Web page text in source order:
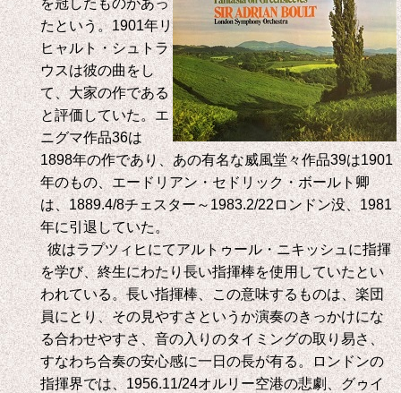
を冠したものがあっ
たという。1901年リ
ヒャルト・シュトラ
ウスは彼の曲をし
て、大家の作である
と評価していた。エ
ニグマ作品36は
1898年の作であり、あの有名な威風堂々作品39は1901
年のもの、エードリアン・セドリック・ボールト卿
は、1889.4/8チェスター～1983.2/22ロンドン没、1981
年に引退していた。
彼はラプツィヒにてアルトゥール・ニキッシュに指揮
を学び、終生にわたり長い指揮棒を使用していたとい
われている。長い指揮棒、この意味するものは、楽団
員にとり、その見やすさというか演奏のきっかけにな
る合わせやすさ、音の入りのタイミングの取り易さ、
すなわち合奏の安心感に一日の長が有る。ロンドンの
指揮界では、1956.11/24オルリー空港の悲劇、グゥイ